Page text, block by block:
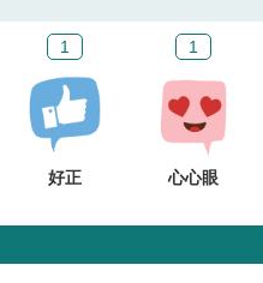
1
好正
1
心心眼